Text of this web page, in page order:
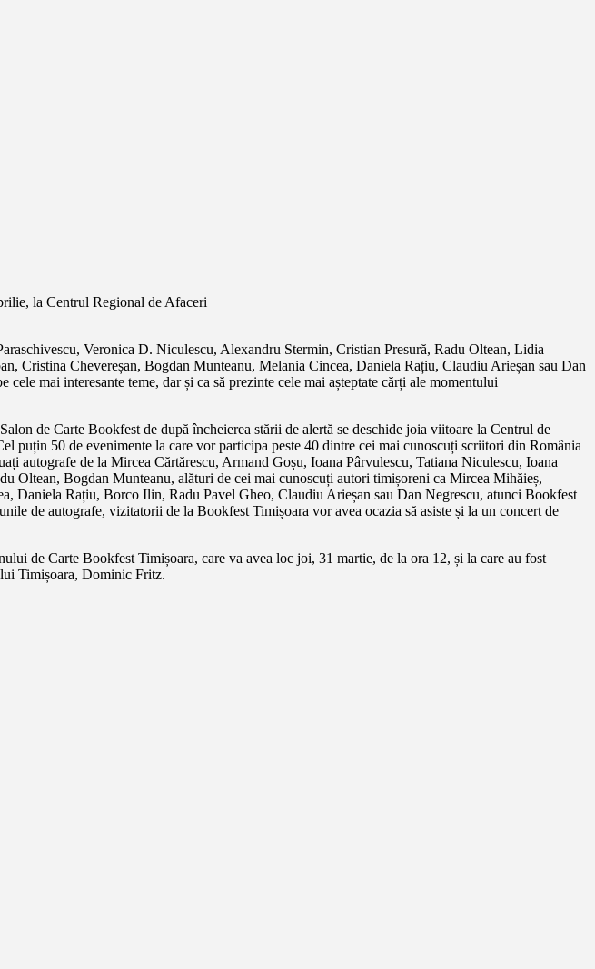
la Centrul Regional de Afaceri
Veronica D. Niculescu, Alexandru Stermin, Cristian Presură, Radu Oltean, Lidia
Cristina Chevereșan, Bogdan Munteanu, Melania Cincea, Daniela Rațiu, Claudiu Arieșan sau Dan
mai interesante teme, dar și ca să prezinte cele mai așteptate cărți ale momentului
de Carte Bookfest de după încheierea stării de alertă se deschide joia viitoare la Centrul de
50 de evenimente la care vor participa peste 40 dintre cei mai cunoscuți scriitori din România
autografe de la Mircea Cărtărescu, Armand Goșu, Ioana Pârvulescu, Tatiana Niculescu, Ioana
Oltean, Bogdan Munteanu, alături de cei mai cunoscuți autori timișoreni ca Mircea Mihăieș,
Daniela Rațiu, Borco Ilin, Radu Pavel Gheo, Claudiu Arieșan sau Dan Negrescu, atunci Bookfest
de autografe, vizitatorii de la Bookfest Timișoara vor avea ocazia să asiste și la un concert de
de Carte Bookfest Timișoara, care va avea loc joi, 31 martie, de la ora 12, și la care au fost
Timișoara, Dominic Fritz.